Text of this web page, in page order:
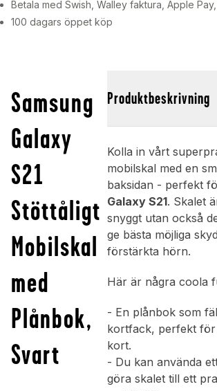
Betala med Swish, Walley faktura, Apple
100 dagars öppet köp
Samsung
Galaxy
S21
Stöttåligt
Mobilskal
med
Plånbok,
Svart
Produktbeskrivning
Kolla in vårt
mobilskal med en
baksidan - perfekt
Galaxy S21. Skalet
snyggt utan också
ge bästa möjliga
förstärkta hörn.
Här är några coola
- En plånbok som
kortfack, perfekt för
kort.
- Du kan använda
göra skalet till ett